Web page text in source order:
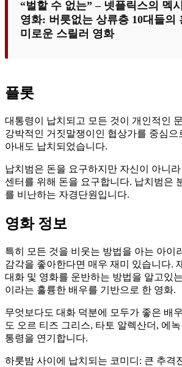
“벌할 수 없는” – 넷플릭스의 멕
영화: 버릇없는 상류층 10대들의
미로운 스릴러 영화
플롯
대통령이 납치되고 모든 것이 개인적인
강박적인 거짓말쟁이인 협상가를 중심으
아내도 납치되었습니다.
납치범은 돈을 요구하지만 자신이 아니
센터를 위해 돈을 요구합니다. 납치범은
를 비난하는 자경단원입니다.
영화 정보
특히 모든 것을 비웃는 방법을 아는 아이
감각을 좋아한다면 매우 재미 있습니다.
대화 및 영화를 운반하는 방법을 알고있는
이라는 훌륭한 배우를 기반으로 한 영화.
무엇보다도 대화 덕분에 모두가 좋은 배
도 오르 티즈 그리스, 타토 알렉산더, 에
통령을 연기합니다.
하룻밤 사이에 납치되는 코미디: 큰 추격